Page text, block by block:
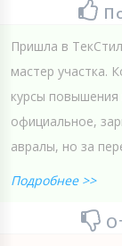
Пришла в
мастер участка.
курсы
официальное,
авралы, но за
Подробнее >>